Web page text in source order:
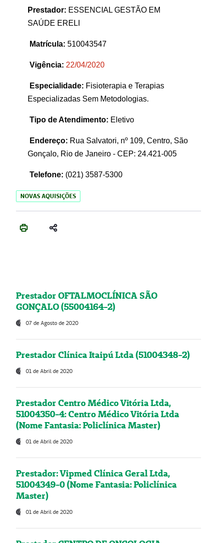
Prestador: ESSENCIAL GESTÃO EM
SAÚDE ERELI
Matrícula: 510043547
Vigência: 22/04/2020
Especialidade: Fisioterapia e Terapias
Especializadas Sem Metodologias.
Tipo de Atendimento: Eletivo
Endereço: Rua Salvatori, nº 109, Centro, São
Gonçalo, Rio de Janeiro - CEP: 24.421-005
Telefone: (021) 3587-5300
NOVAS AQUISIÇÕES
Prestador OFTALMOCLÍNICA SÃO
GONÇALO (55004164-2)
07 de Agosto de 2020
Prestador Clínica Itaipú Ltda (51004348-2)
01 de Abril de 2020
Prestador Centro Médico Vitória Ltda,
51004350-4: Centro Médico Vitória Ltda
(Nome Fantasia: Policlínica Master)
01 de Abril de 2020
Prestador: Vipmed Clínica Geral Ltda,
51004349-0 (Nome Fantasia: Policlínica
Master)
01 de Abril de 2020